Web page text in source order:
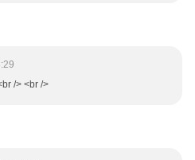
/> <br />